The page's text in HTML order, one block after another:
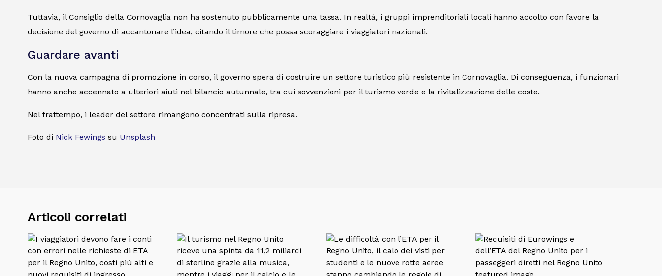
Tuttavia, il Consiglio della Cornovaglia non ha sostenuto pubblicamente una tassa. In realtà, i gruppi imprenditoriali locali hanno accolto con favore la
decisione del governo di accantonare l’idea, citando il timore che possa scoraggiare i viaggiatori nazionali.
Guardare avanti
Con la nuova campagna di promozione in corso, il governo spera di costruire un settore turistico più resistente in Cornovaglia. Di conseguenza, i funzionari
hanno anche accennato a ulteriori aiuti nel bilancio autunnale, tra cui sovvenzioni per il turismo verde e la rivitalizzazione delle coste.
Nel frattempo, i leader del settore rimangono concentrati sulla ripresa.
Foto di Nick Fewings su Unsplash
Articoli correlati